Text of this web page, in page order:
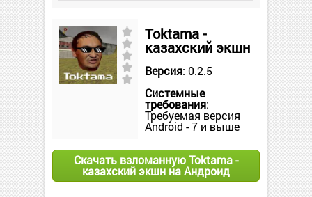
Toktama -
казахский экшн
Версия: 0.2.5
Системные
требования:
Требуемая версия
Android - 7 и выше
Скачать взломанную Toktama -
казахский экшн на Андроид